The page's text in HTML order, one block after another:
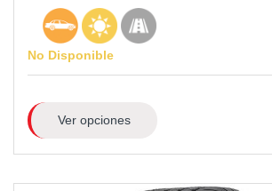
No Disponible
Ver opciones